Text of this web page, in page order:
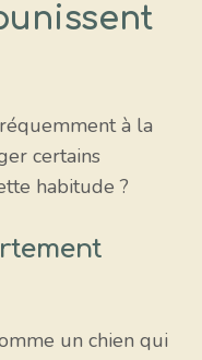
à la
certains
habitude ?
un chien qui